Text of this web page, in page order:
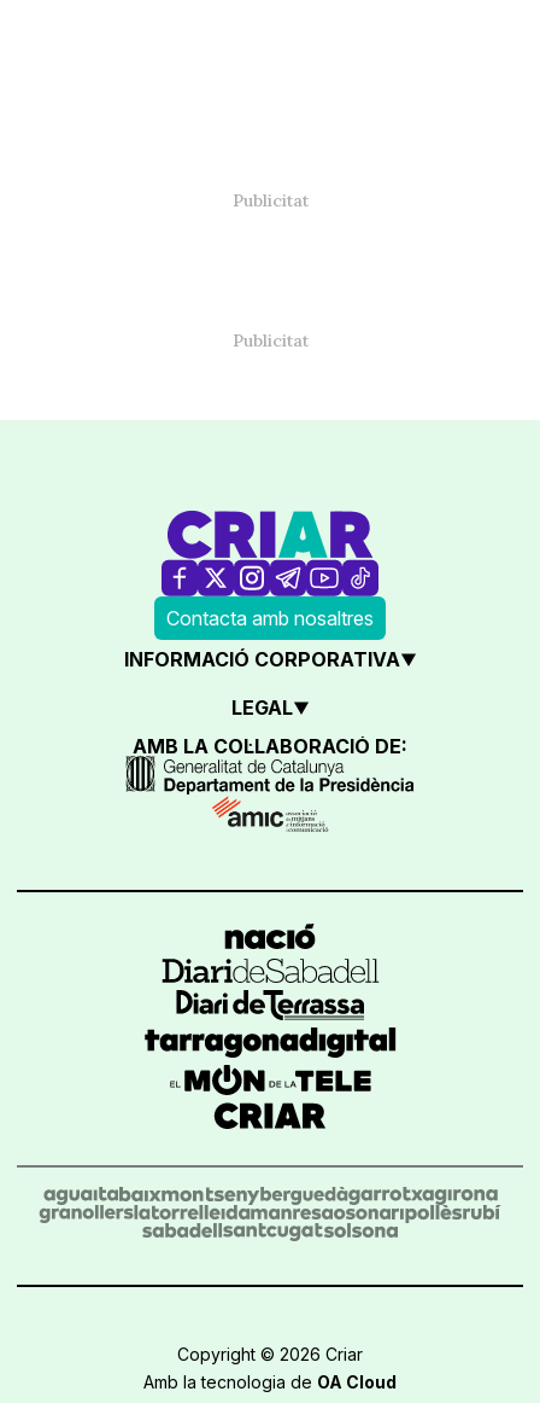
Contacta amb nosaltres
INFORMACIÓ CORPORATIVA
LEGAL
AMB LA COL·LABORACIÓ DE:
Copyright © 2026 Criar
Amb la tecnologia de OA Cloud